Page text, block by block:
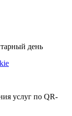
день
услуг по QR-